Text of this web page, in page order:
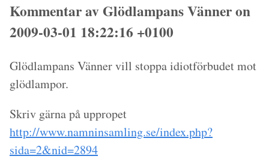
Kommentar av Glödlampans Vänner on
2009-03-01 18:22:16 +0100
Glödlampans Vänner vill stoppa idiotförbudet mot
glödlampor.
Skriv gärna på uppropet
http://www.namninsamling.se/index.php?
sida=2&nid=2894